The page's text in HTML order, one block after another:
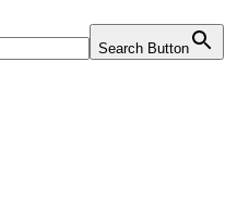
Search Button